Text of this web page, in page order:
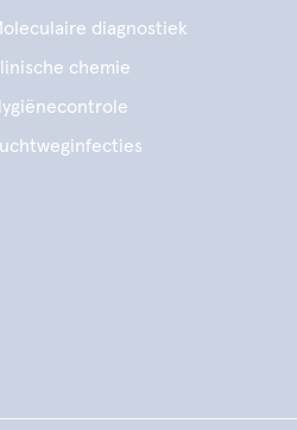
diagnostiek
chemie